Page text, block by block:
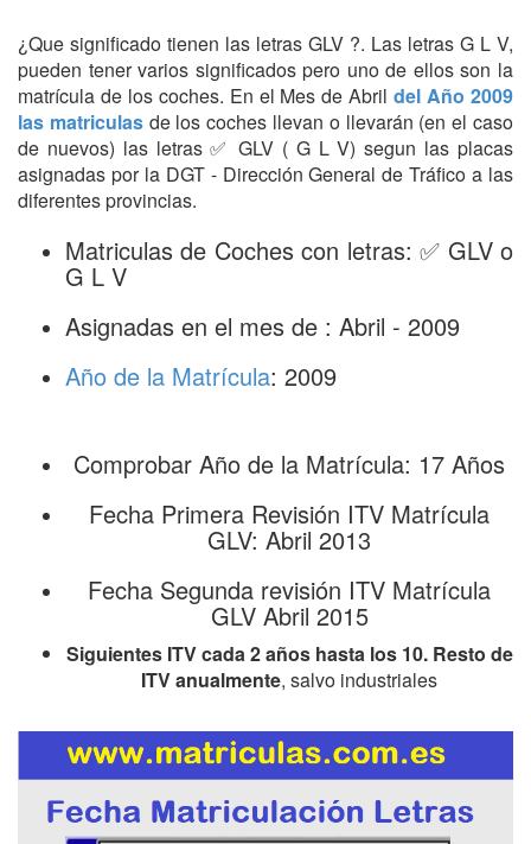
¿Que significado tienen las letras GLV ?. Las letras G L V,
pueden tener varios significados pero uno de ellos son la
matrícula de los coches. En el Mes de Abrildel Año 2009
las matriculas de los coches llevan o llevarán (en el caso
de nuevos) las letras ✅ GLV ( G L V) segun las placas
asignadas por la DGT - Dirección General de Tráfico a las
diferentes provincias.
Matriculas de Coches con letras: ✅ GLV o
G L V
Asignadas en el mes de : Abril - 2009
Año de la Matrícula: 2009
Comprobar Año de la Matrícula: 17 Años
Fecha Primera Revisión ITV Matrícula
GLV: Abril 2013
Fecha Segunda revisión ITV Matrícula
GLV Abril 2015
Siguientes ITV cada 2 años hasta los 10. Resto de
ITV anualmente, salvo industriales